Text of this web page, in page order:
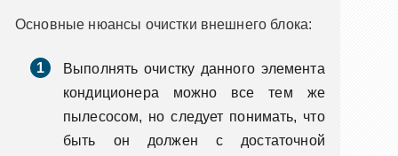
Основные нюансы очистки внешнего блока:
Выполнять очистку данного элемента
кондиционера можно все тем же
пылесосом, но следует понимать, что
быть он должен с достаточной